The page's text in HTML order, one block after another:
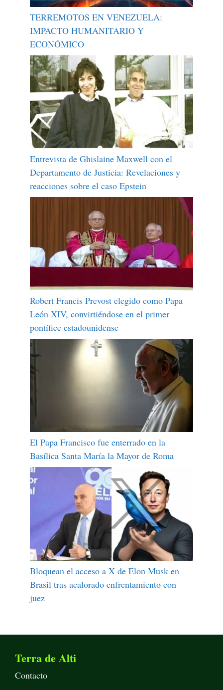
TERREMOTOS EN VENEZUELA:
IMPACTO HUMANITARIO Y
ECONÓMICO
Entrevista de Ghislaine Maxwell con el
Departamento de Justicia: Revelaciones y
reacciones sobre el caso Epstein
Robert Francis Prevost elegido como Papa
León XIV, convirtiéndose en el primer
pontífice estadounidense
El Papa Francisco fue enterrado en la
Basílica Santa María la Mayor de Roma
Bloquean el acceso a X de Elon Musk en
Brasil tras acalorado enfrentamiento con
juez
Terra de Alti
Contacto